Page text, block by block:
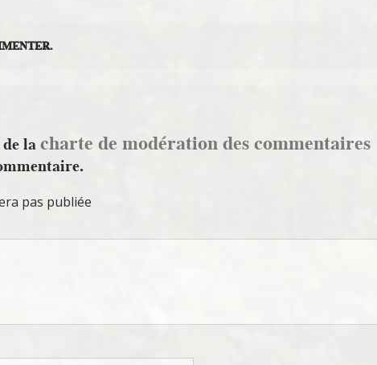
lacharte de modération des commentaires
pas publiée